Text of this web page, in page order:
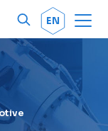
EN Menu